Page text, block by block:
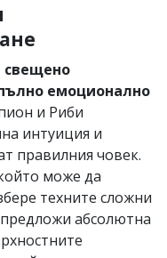
свещено
емоционално
и Риби
интуиция и
правилния човек.
може да
техните сложни
абсолютна